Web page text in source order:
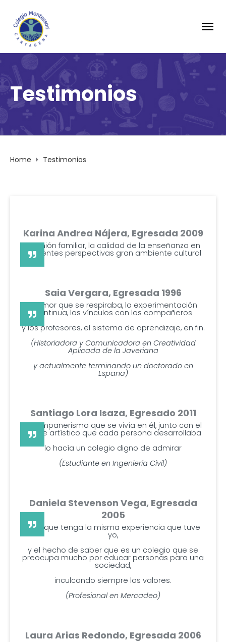
Testimonios
Home Testimonios
Karina Andrea Nájera, Egresada 2009
La unión familiar, la calidad de la enseñanza en
diferentes perspectivas gran ambiente cultural
Saia Vergara, Egresada 1996
El amor que se respiraba, la experimentación
continua, los vínculos con los compañeros
y los profesores, el sistema de aprendizaje, en fin.
(Historiadora y Comunicadora en Creatividad
Aplicada de la Javeriana
y actualmente terminando un doctorado en
España)
Santiago Lora Isaza, Egresado 2011
El compañerismo que se vivía en él, junto con el
toque artístico que cada persona desarrollaba
lo hacía un colegio digno de admirar
(Estudiante en Ingeniería Civil)
Daniela Stevenson Vega, Egresada
2005
Para que tenga la misma experiencia que tuve
yo,
y el hecho de saber que es un colegio que se
preocupa mucho por educar personas para una
sociedad,
inculcando siempre los valores.
(Profesional en Mercadeo)
Laura Arias Redondo, Egresada 2006